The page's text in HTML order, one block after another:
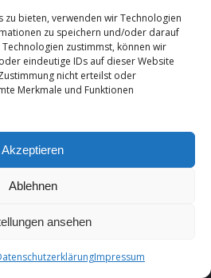
zu bieten, verwenden wir Technologien
zu speichern und/oder darauf
zustimmst, können wir
eindeutige IDs auf dieser Website
nicht erteilst oder
Merkmale und Funktionen
Akzeptieren
Ablehnen
ansehen
Impressum
Tschernobyl
ist Zeit für einen
Neustart in
n: Neues Denken in
modernen...
Erstellt vonBernd Wroblewski
Impressum Cookie-Richtlinie (EU)